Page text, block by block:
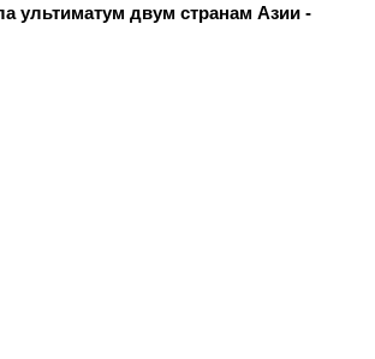
ультиматум двум странам Азии -